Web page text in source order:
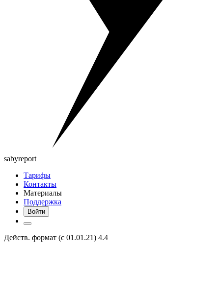
sabyreport
Тарифы
Контакты
Материалы
Поддержка
Войти
Действ. формат (с 01.01.21) 4.4